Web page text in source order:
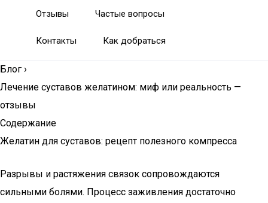
Отзывы Частые вопросы
Контакты Как добраться
Блог ›
Лечение суставов желатином: миф или реальность —
отзывы
Содержание
Желатин для суставов: рецепт полезного компресса
Разрывы и растяжения связок сопровождаются
сильными болями. Процесс заживления достаточно